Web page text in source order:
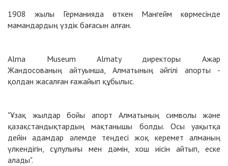
1908 жылы Германияда өткен Мангейм көрмесінде
мамандардың үздік бағасын алған.
Alma Museum Almaty директоры Ажар
Жандосованың айтуынша, Алматының әйгілі апорты -
қолдан жасалған ғажайып құбылыс.
"Ұзақ жылдар бойы апорт Алматының символы және
қазақстандықтардың мақтанышы болды. Осы уақытқа
дейін адамдар әлемде теңдесі жоқ керемет алманың
үлкендігін, сұлулығы мен дәмін, хош иісін айтып, еске
алады".